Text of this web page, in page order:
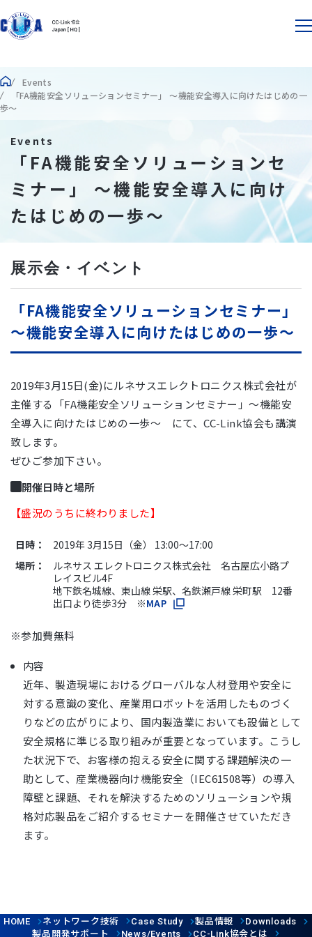
Events
「FA機能安全ソリューションセミナー」 ～機能安全導入に向けたはじめの一
歩～
Events
「FA機能安全ソリューションセ
ミナー」 ～機能安全導入に向け
たはじめの一歩～
展示会・イベント
「FA機能安全ソリューションセミナー」
～機能安全導入に向けたはじめの一歩～
2019年3月15日(金)にルネサスエレクトロニクス株式会社が
主催する「FA機能安全ソリューションセミナー」～機能安
全導入に向けたはじめの一歩～ にて、CC-Link協会も講演
致します。
ぜひご参加下さい。
開催日時と場所
【盛況のうちに終わりました】
日時：
2019年 3月15日（金） 13:00～17:00
場所：
ルネサス エレクトロニクス株式会社 名古屋広小路プ
レイスビル4F
地下鉄名城線、東山線 栄駅、名鉄瀬戸線 栄町駅 12番
出口より徒歩3分 ※MAP
※参加費無料
内容
近年、製造現場におけるグローバルな人材登用や安全に
対する意識の変化、産業用ロボットを活用したものづく
りなどの広がりにより、国内製造業においても設備として
安全規格に準じる取り組みが重要となっています。こうし
た状況下で、お客様の抱える安全に関する課題解決の一
助として、産業機器向け機能安全（IEC61508等）の導入
障壁と課題、それを解決するためのソリューションや規
格対応製品をご紹介するセミナーを開催させていただき
ます。
HOME ネットワーク技術 Case Study 製品情報 Downloads
製品開発サポート News/Events CC-Link協会とは